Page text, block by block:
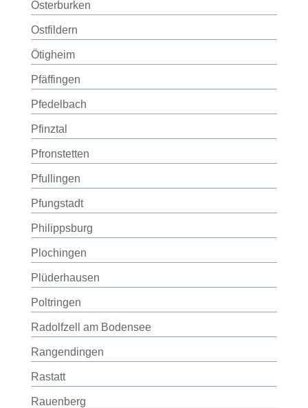
Osterburken
Ostfildern
Ötigheim
Pfäffingen
Pfedelbach
Pfinztal
Pfronstetten
Pfullingen
Pfungstadt
Philippsburg
Plochingen
Plüderhausen
Poltringen
Radolfzell am Bodensee
Rangendingen
Rastatt
Rauenberg